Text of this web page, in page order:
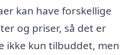
kan have forskellige
og priser, så det er
ikke kun tilbuddet, men